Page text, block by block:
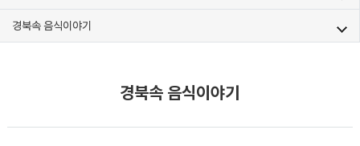
경북속 음식이야기
경북속 음식이야기